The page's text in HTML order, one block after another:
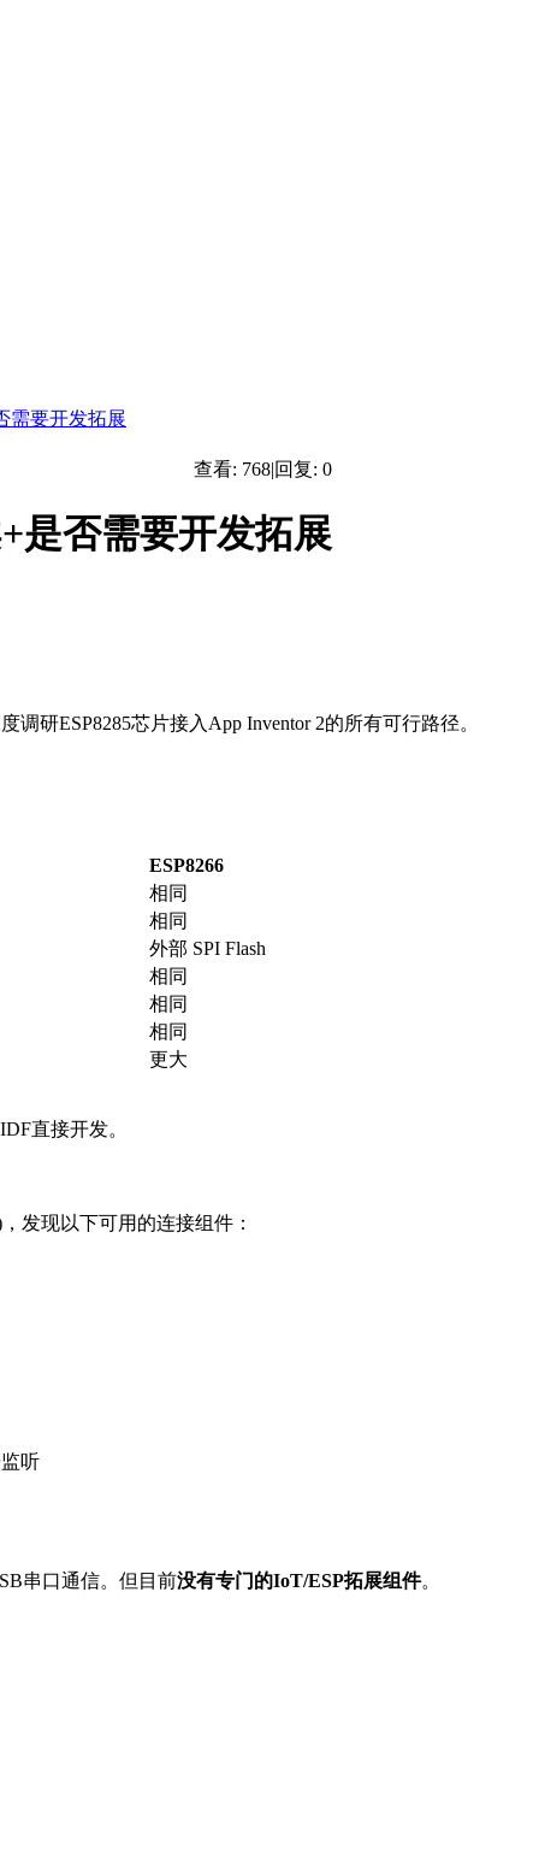
需要开发拓展
查看: 768|回复: 0
是否需要开发拓展
研ESP8285芯片接入App Inventor 2的所有可行路径。
ESP8266
相同
相同
外部 SPI Flash
相同
相同
相同
更大
直接开发。
发现以下可用的连接组件：
听
串口通信。但目前没有专门的IoT/ESP拓展组件。